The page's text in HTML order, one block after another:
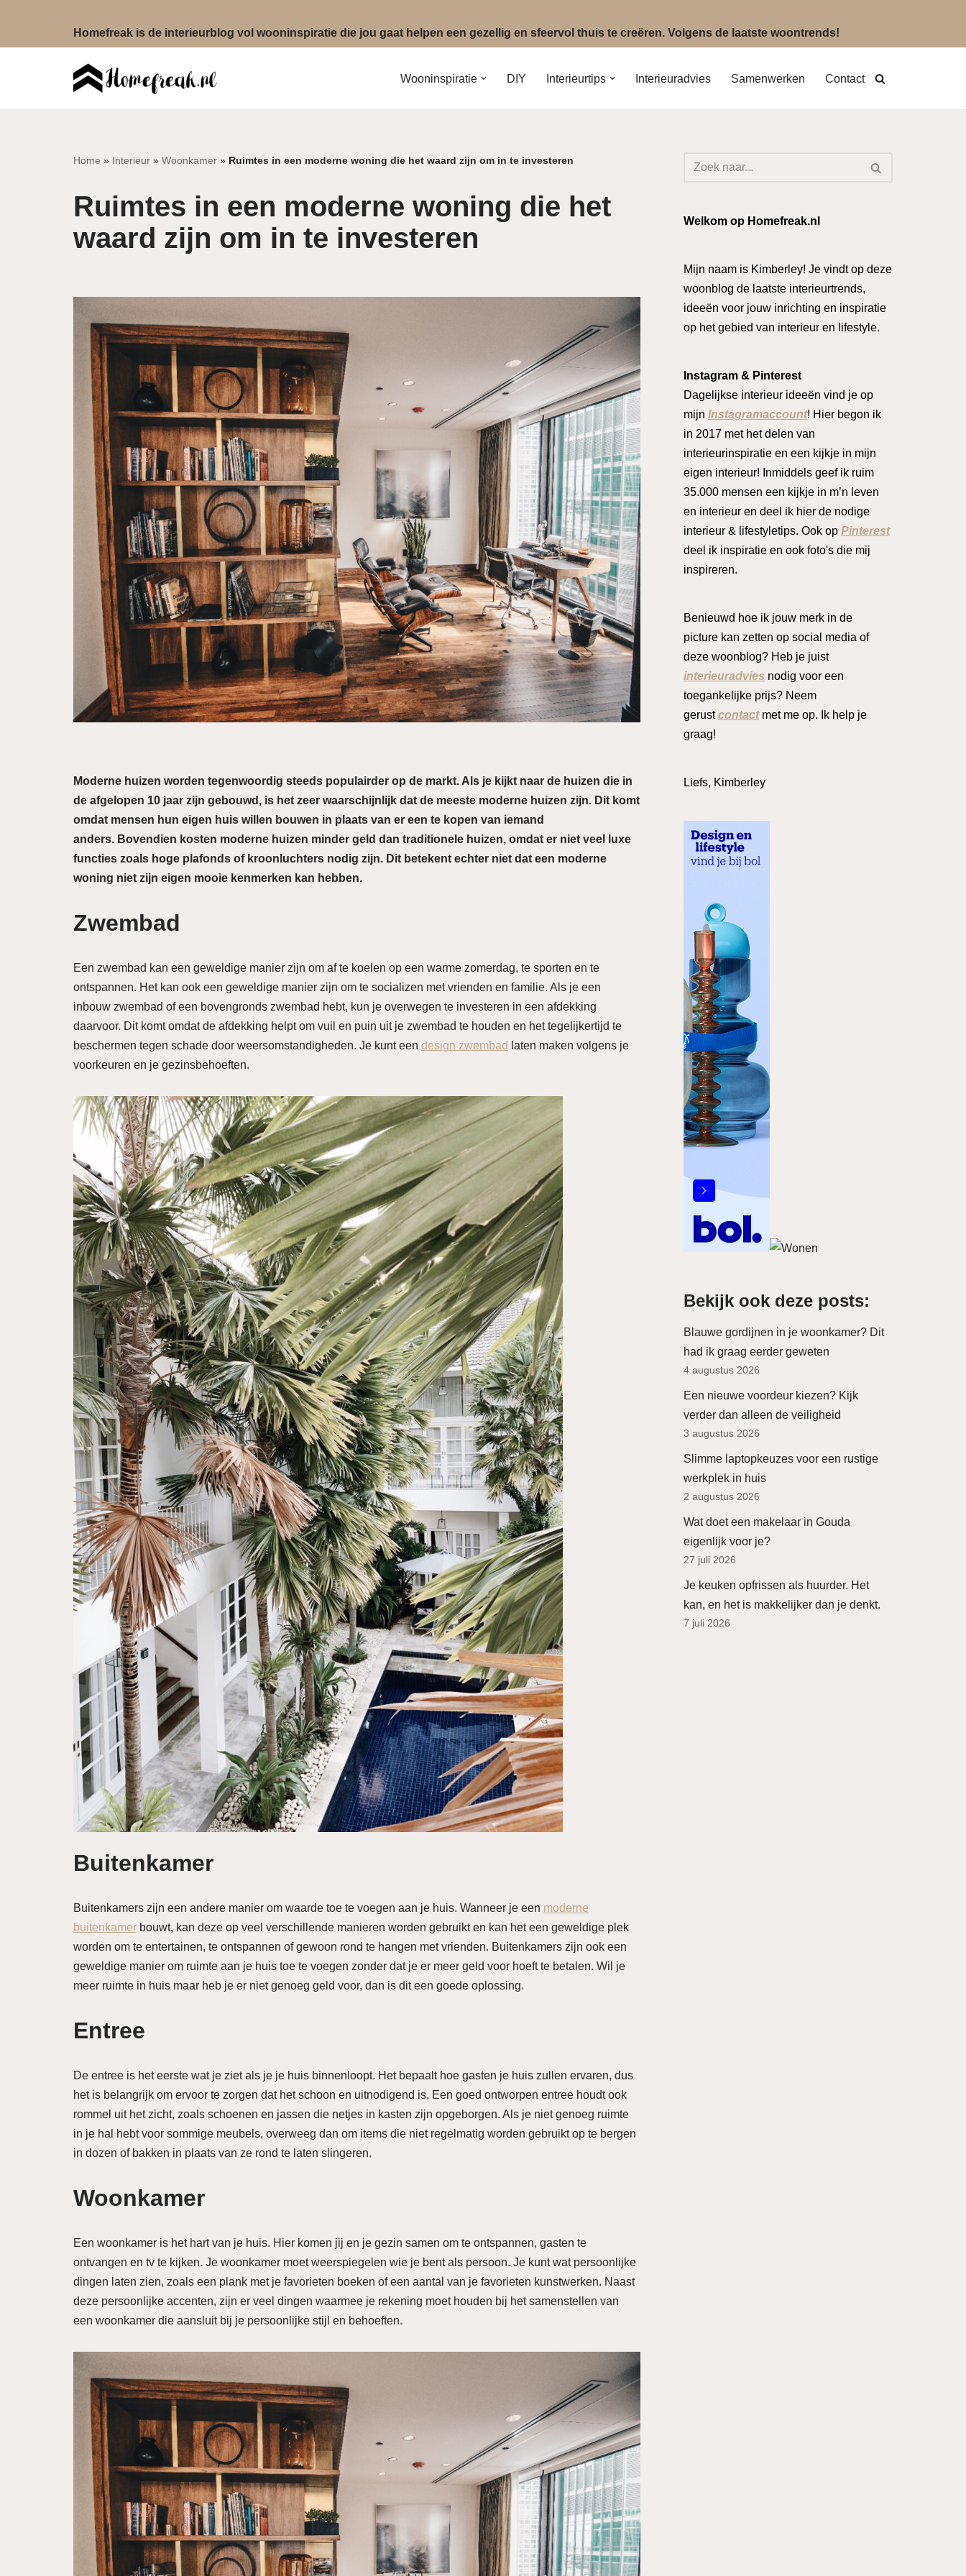
Homefreak is de interieurblog vol wooninspiratie die jou gaat helpen een gezellig en sfeervol thuis te creëren. Volgens de laatste woontrends!
Wooninspiratie DIY Interieurtips Interieuradvies Samenwerken Contact
Home » Interieur » Woonkamer » Ruimtes in een moderne woning die het waard zijn om in te investeren
Ruimtes in een moderne woning die het
waard zijn om in te investeren
Moderne huizen worden tegenwoordig steeds populairder op de markt. Als je kijkt naar de huizen die in
de afgelopen 10 jaar zijn gebouwd, is het zeer waarschijnlijk dat de meeste moderne huizen zijn. Dit komt
omdat mensen hun eigen huis willen bouwen in plaats van er een te kopen van iemand
anders. Bovendien kosten moderne huizen minder geld dan traditionele huizen, omdat er niet veel luxe
functies zoals hoge plafonds of kroonluchters nodig zijn. Dit betekent echter niet dat een moderne
woning niet zijn eigen mooie kenmerken kan hebben.
Zwembad
Een zwembad kan een geweldige manier zijn om af te koelen op een warme zomerdag, te sporten en te
ontspannen. Het kan ook een geweldige manier zijn om te socializen met vrienden en familie. Als je een
inbouw zwembad of een bovengronds zwembad hebt, kun je overwegen te investeren in een afdekking
daarvoor. Dit komt omdat de afdekking helpt om vuil en puin uit je zwembad te houden en het tegelijkertijd te
beschermen tegen schade door weersomstandigheden. Je kunt een design zwembad laten maken volgens je
voorkeuren en je gezinsbehoeften.
Buitenkamer
Buitenkamers zijn een andere manier om waarde toe te voegen aan je huis. Wanneer je een moderne
buitenkamer bouwt, kan deze op veel verschillende manieren worden gebruikt en kan het een geweldige plek
worden om te entertainen, te ontspannen of gewoon rond te hangen met vrienden. Buitenkamers zijn ook een
geweldige manier om ruimte aan je huis toe te voegen zonder dat je er meer geld voor hoeft te betalen. Wil je
meer ruimte in huis maar heb je er niet genoeg geld voor, dan is dit een goede oplossing.
Entree
De entree is het eerste wat je ziet als je je huis binnenloopt. Het bepaalt hoe gasten je huis zullen ervaren, dus
het is belangrijk om ervoor te zorgen dat het schoon en uitnodigend is. Een goed ontworpen entree houdt ook
rommel uit het zicht, zoals schoenen en jassen die netjes in kasten zijn opgeborgen. Als je niet genoeg ruimte
in je hal hebt voor sommige meubels, overweeg dan om items die niet regelmatig worden gebruikt op te bergen
in dozen of bakken in plaats van ze rond te laten slingeren.
Woonkamer
Een woonkamer is het hart van je huis. Hier komen jij en je gezin samen om te ontspannen, gasten te
ontvangen en tv te kijken. Je woonkamer moet weerspiegelen wie je bent als persoon. Je kunt wat persoonlijke
dingen laten zien, zoals een plank met je favorieten boeken of een aantal van je favorieten kunstwerken. Naast
deze persoonlijke accenten, zijn er veel dingen waarmee je rekening moet houden bij het samenstellen van
een woonkamer die aansluit bij je persoonlijke stijl en behoeften.
Welkom op Homefreak.nl
Mijn naam is Kimberley! Je vindt op deze
woonblog de laatste interieurtrends,
ideeën voor jouw inrichting en inspiratie
op het gebied van interieur en lifestyle.
Instagram & Pinterest
Dagelijkse interieur ideeën vind je op
mijn Instagramaccount! Hier begon ik
in 2017 met het delen van
interieurinspiratie en een kijkje in mijn
eigen interieur! Inmiddels geef ik ruim
35.000 mensen een kijkje in m’n leven
en interieur en deel ik hier de nodige
interieur & lifestyletips. Ook op Pinterest
deel ik inspiratie en ook foto's die mij
inspireren.
Benieuwd hoe ik jouw merk in de
picture kan zetten op social media of
deze woonblog? Heb je juist
interieuradvies nodig voor een
toegankelijke prijs? Neem
gerustcontactmet me op. Ik help je
graag!
Liefs, Kimberley
Bekijk ook deze posts:
Blauwe gordijnen in je woonkamer? Dit
had ik graag eerder geweten
4 augustus 2026
Een nieuwe voordeur kiezen? Kijk
verder dan alleen de veiligheid
3 augustus 2026
Slimme laptopkeuzes voor een rustige
werkplek in huis
2 augustus 2026
Wat doet een makelaar in Gouda
eigenlijk voor je?
27 juli 2026
Je keuken opfrissen als huurder. Het
kan, en het is makkelijker dan je denkt.
7 juli 2026